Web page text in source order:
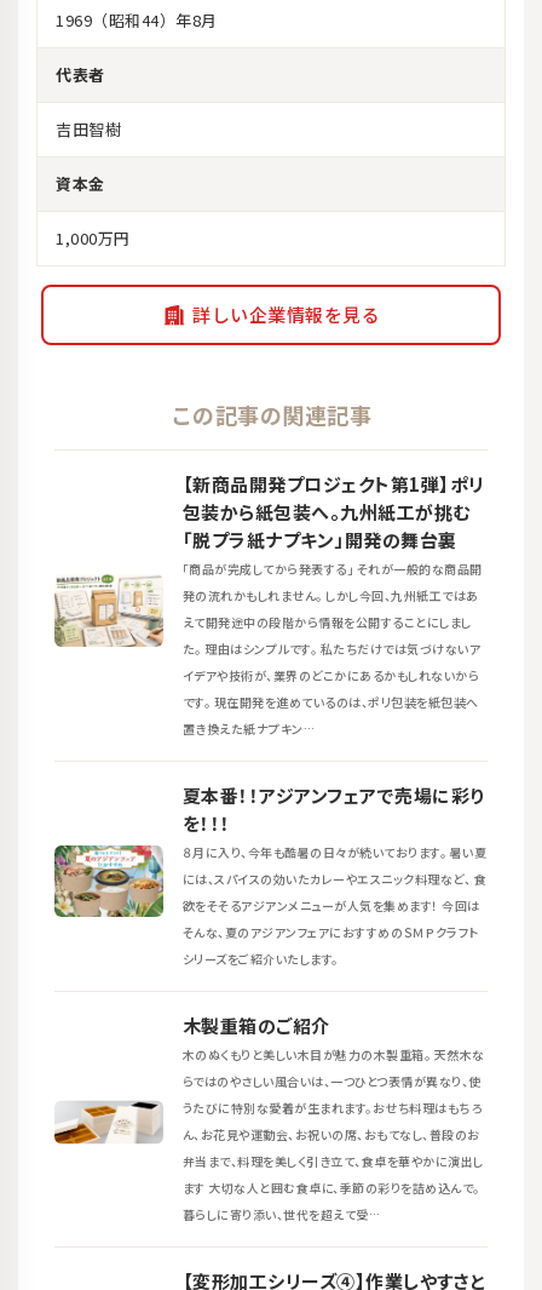
1969（昭和44）年8月
代表者
吉田智樹
資本金
1,000万円
詳しい企業情報を見る
この記事の関連記事
【新商品開発プロジェクト第1弾】ポリ
包装から紙包装へ。九州紙工が挑む
「脱プラ紙ナプキン」開発の舞台裏
「商品が完成してから発表する」 それが一般的な商品開
発の流れかもしれません。 しかし今回、九州紙工ではあ
えて開発途中の段階から情報を公開することにしまし
た。 理由はシンプルです。 私たちだけでは気づけないア
イデアや技術が、業界のどこかにあるかもしれないから
です。 現在開発を進めているのは、ポリ包装を紙包装へ
置き換えた紙ナプキン…
夏本番！！アジアンフェアで売場に彩り
を！！！
８月に入り、今年も酷暑の日々が続いております。 暑い夏
には、スパイスの効いたカレーやエスニック料理など、 食
欲をそそるアジアンメニューが人気を集めます！ 今回は
そんな、夏のアジアンフェアにおすすめのＳＭＰクラフト
シリーズをご紹介いたします。
木製重箱のご紹介
木のぬくもりと美しい木目が魅力の木製重箱。 天然木な
らではのやさしい風合いは、一つひとつ表情が異なり、使
うたびに特別な愛着が生まれます。おせち料理はもちろ
ん、お花見や運動会、お祝いの席、おもてなし、普段のお
弁当まで、料理を美しく引き立て、食卓を華やかに演出し
ます 大切な人と囲む食卓に、季節の彩りを詰め込んで。
暮らしに寄り添い、世代を超えて受…
【変形加工シリーズ④】作業しやすさと